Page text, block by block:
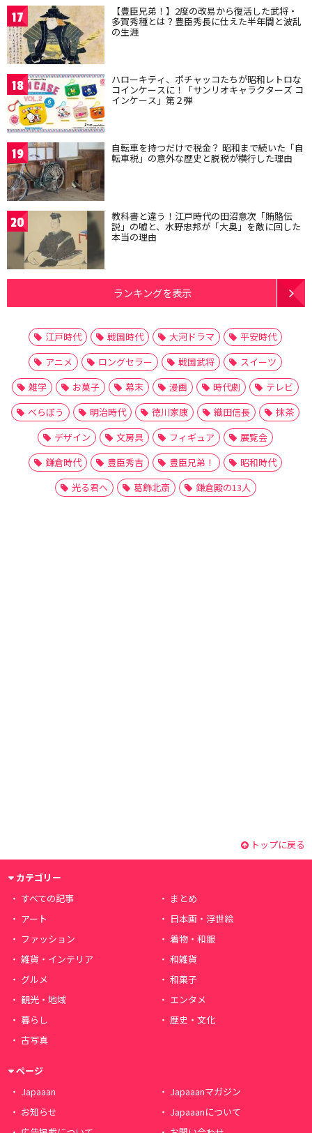
17 【豊臣兄弟！】2度の改易から復活した武将・
多賀秀種とは？豊臣秀長に仕えた半年間と波乱
の生涯
18 ハローキティ、ポチャッコたちが昭和レトロな
コインケースに！「サンリオキャラクターズ コ
インケース」第２弾
19 自転車を持つだけで税金？ 昭和まで続いた「自
転車税」の意外な歴史と脱税が横行した理由
20 教科書と違う！江戸時代の田沼意次「賄賂伝
説」の嘘と、水野忠邦が「大奥」を敵に回した
本当の理由
ランキングを表示
江戸時代 戦国時代 大河ドラマ
平安時代
アニメ
ロングセラー 戦国武将
スイーツ
雑学
お菓子 幕末 漫画 時代劇
テレビ
べらぼう
明治時代 徳川家康 織田信長
抹茶
デザイン
文房具 フィギュア
展覧会
鎌倉時代
豊臣秀吉 豊臣兄弟！
昭和時代
光る君へ
葛飾北斎 鎌倉殿の13人
トップに戻る
カテゴリー
すべての記事
まとめ
アート
日本画・浮世絵
ファッション
着物・和服
雑貨・インテリア
和雑貨
グルメ
和菓子
観光・地域
エンタメ
暮らし
歴史・文化
古写真
ページ
Japaaan
Japaaanマガジン
お知らせ
Japaaanについて